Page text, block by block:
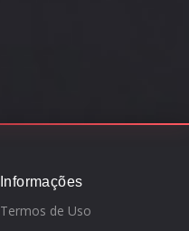
Informações
Termos de Uso